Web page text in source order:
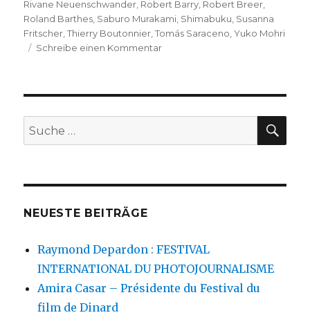
Rivane Neuenschwander Robert Barry Robert Breer
Roland Barthes Saburo Murakami Shimabuku Susanna
Fritscher ,Thierry Boutonnier ,Tomás Saraceno ,Yuko Mohri
Schreibe einen Kommentarzu
…..
Words
Suche
nach:
NEUESTE BEITRÄGE
Raymond Depardon : FESTIVAL
INTERNATIONAL DU PHOTOJOURNALISME
Amira Casar – Présidente du Festival du
film de Dinard